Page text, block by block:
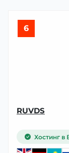
6
RUVDS
Хостинг в